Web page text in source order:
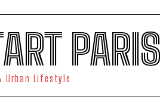
PARIS
Urban Lifestyle